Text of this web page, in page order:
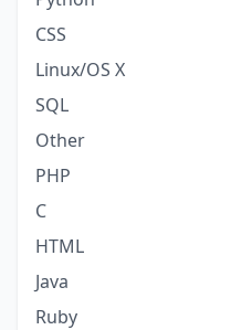
CSS
Linux/OS X
SQL
Other
PHP
C
HTML
Java
Ruby